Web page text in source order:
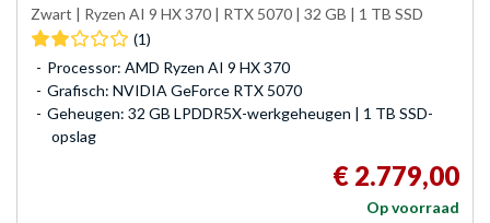
Zwart | Ryzen AI 9 HX 370 | RTX 5070 | 32 GB | 1 TB SSD
(1)
Processor: AMD Ryzen AI 9 HX 370
Grafisch: NVIDIA GeForce RTX 5070
Geheugen: 32 GB LPDDR5X-werkgeheugen | 1 TB SSD-
opslag
€ 2.779,00
Op voorraad